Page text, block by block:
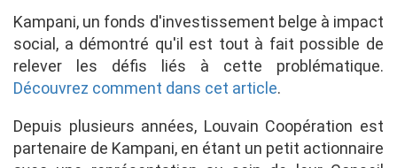
Kampani, un fonds d'investissement belge à impact
social, a démontré qu'il est tout à fait possible de
relever les défis liés à cette problématique.
Découvrez comment dans cet article.
Depuis plusieurs années, Louvain Coopération est
partenaire de Kampani, en étant un petit actionnaire